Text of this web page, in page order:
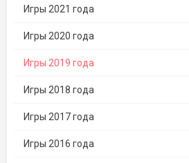
Игры 2021 года
Игры 2020 года
Игры 2019 года
Игры 2018 года
Игры 2017 года
Игры 2016 года